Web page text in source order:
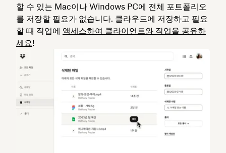
할 수 있는 Mac이나 Windows PC에 전체 포트폴리오
를 저장할 필요가 없습니다. 클라우드에 저장하고 필요
할 때 작업에 액세스하여 클라이언트와 작업을 공유하
세요!